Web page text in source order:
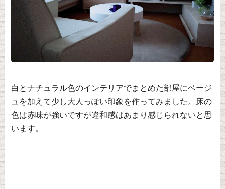
白とナチュラル色のインテリアでまとめた部屋にベージ
ュを加えて少し大人っぽい印象を作ってみました。床の
色は赤味が強いですが違和感はあまり感じられないと思
います。